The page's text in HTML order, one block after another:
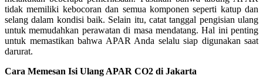
tidak memiliki kebocoran dan semua komponen seperti katup dan
selang dalam kondisi baik. Selain itu, catat tanggal pengisian ulang
untuk memudahkan perawatan di masa mendatang. Hal ini penting
untuk memastikan bahwa APAR Anda selalu siap digunakan saat
darurat.
Cara Memesan Isi Ulang APAR CO2 di Jakarta